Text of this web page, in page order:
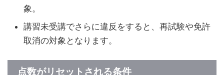
象。
講習未受講でさらに違反をすると、再試験や免許
取消の対象となります。
点数がリセットされる条件